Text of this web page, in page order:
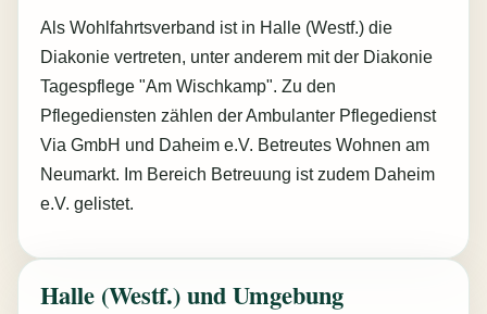
Als Wohlfahrtsverband ist in Halle (Westf.) die
Diakonie vertreten, unter anderem mit der Diakonie
Tagespflege "Am Wischkamp". Zu den
Pflegediensten zählen der Ambulanter Pflegedienst
Via GmbH und Daheim e.V. Betreutes Wohnen am
Neumarkt. Im Bereich Betreuung ist zudem Daheim
e.V. gelistet.
Halle (Westf.) und Umgebung